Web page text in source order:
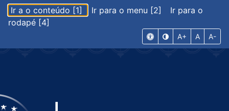
Ir a o conteúdo [1] Ir para o menu [2]
Ir para o
rodapé [4]
A+ A A-